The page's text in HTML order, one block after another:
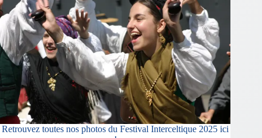
Retrouvez toutes nos photos du Festival Interceltique 2025 ici